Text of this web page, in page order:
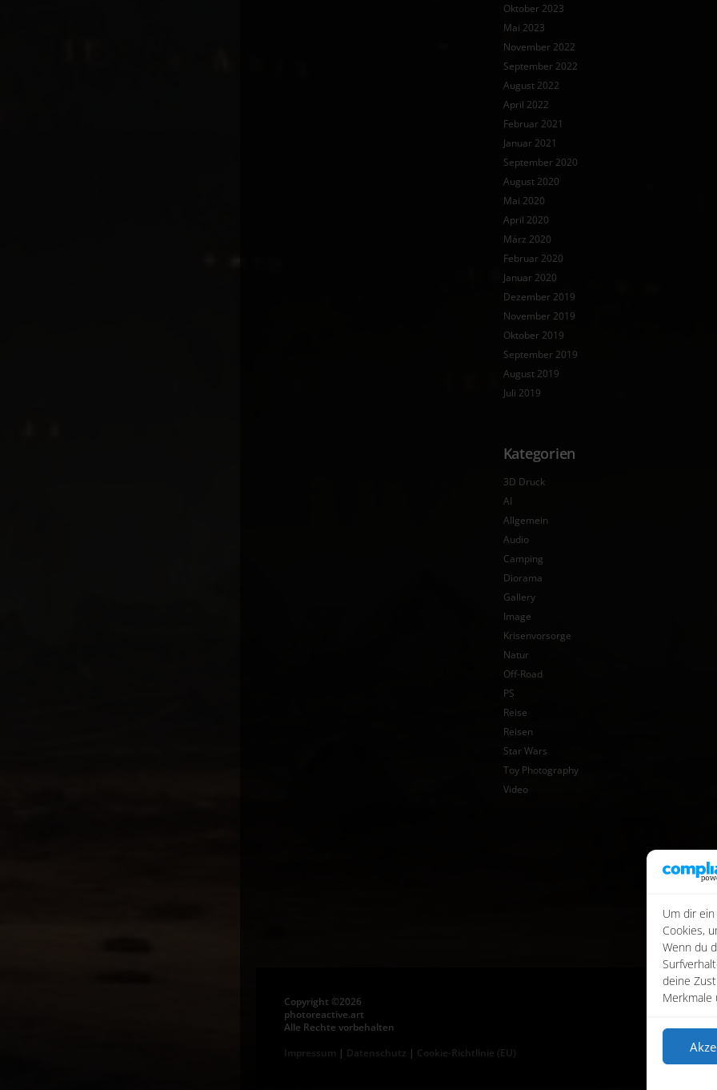
Um dir
Cookies,
Wenn du
deine
Merkmale
Oktober 2023
Mai 2023
November 2022
September 2022
August 2022
April 2022
Februar 2021
Januar 2021
September 2020
August 2020
Mai 2020
April 2020
März 2020
Februar 2020
Januar 2020
Dezember 2019
November 2019
Oktober 2019
September 2019
August 2019
Juli 2019
Kategorien
3D Druck
AI
Allgemein
Audio
Camping
Diorama
Gallery
Image
Krisenvorsorge
Natur
Off-Road
PS
Reise
Reisen
Star Wars
Toy Photography
Video
Copyright ©2026
photoreactive.art
Alle Rechte vorbehalten
Impressum | Datenschutz | Cookie-Richtlinie (EU)